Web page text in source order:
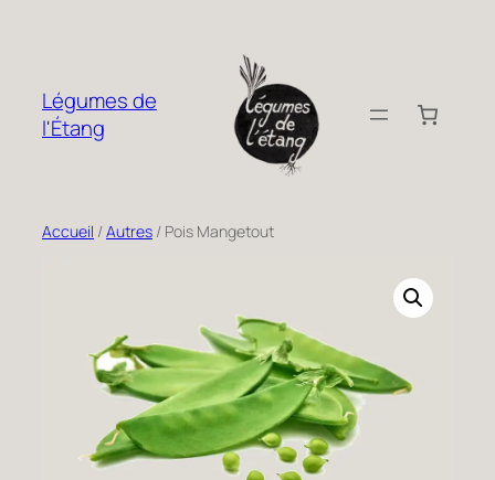
Légumes de
l'Étang
Accueil /Autres / Pois Mangetout